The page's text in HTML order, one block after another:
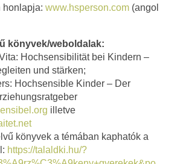
honlapja: www.hsperson.com (angol
könyvek/weboldalak:
Hochsensibilität bei Kindern –
und stärken;
Hochsensible Kinder – Der
illetve
könyvek a témában kaphatók a
https://talaldki.hu/?